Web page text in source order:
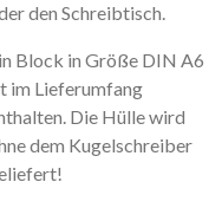
den Schreibtisch.
Block in Größe DIN A6
im Lieferumfang
Die Hülle wird
dem Kugelschreiber